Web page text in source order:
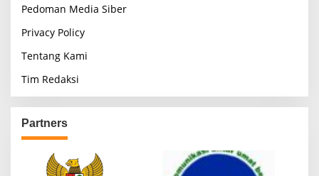
Pedoman Media Siber
Privacy Policy
Tentang Kami
Tim Redaksi
Partners